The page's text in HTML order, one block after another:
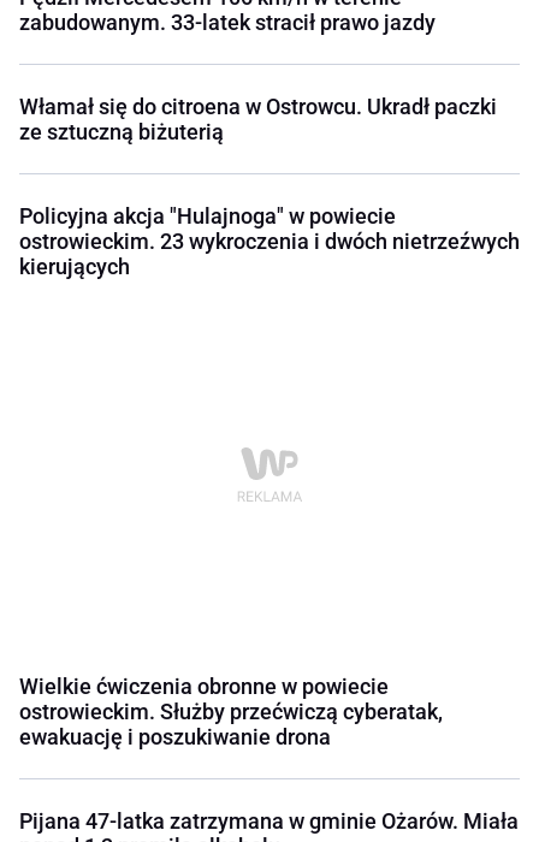
zabudowanym. 33-latek stracił prawo jazdy
Włamał się do citroena w Ostrowcu. Ukradł paczki
ze sztuczną biżuterią
Policyjna akcja "Hulajnoga" w powiecie
ostrowieckim. 23 wykroczenia i dwóch nietrzeźwych
kierujących
Wielkie ćwiczenia obronne w powiecie
ostrowieckim. Służby przećwiczą cyberatak,
ewakuację i poszukiwanie drona
Pijana 47-latka zatrzymana w gminie Ożarów. Miała